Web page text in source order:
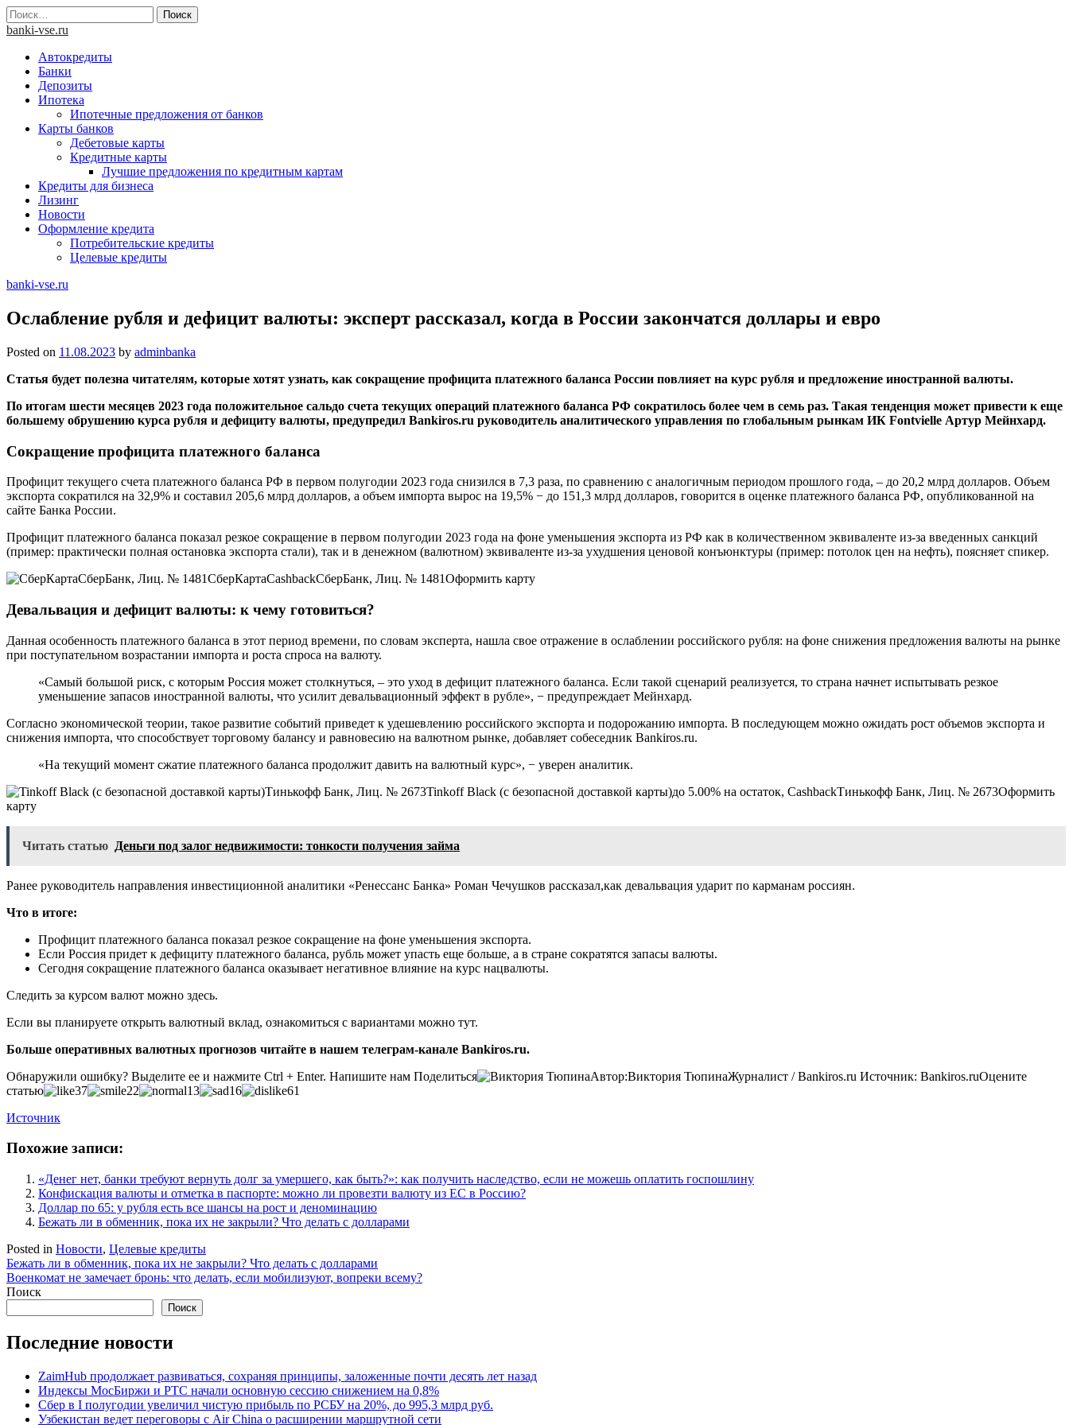
Skip
to
Найти:
banki-vse.ru
Автокредиты
Банки
Депозиты
Ипотека
Ипотечные предложения от банков
Карты банков
Дебетовые карты
Кредитные карты
Лучшие предложения по кредитным картам
Кредиты для бизнеса
Лизинг
Новости
Оформление кредита
Потребительские кредиты
Целевые кредиты
banki-vse.ru
Ослабление рубля и дефицит валюты: эксперт рассказал, когда в России закончатся доллары и евро
Posted on 11.08.2023 by adminbanka
Статья будет полезна читателям, которые хотят узнать, как сокращение профицита платежного баланса России повлияет на курс рубля и предложение иностранной валюты.
По итогам шести месяцев 2023 года положительное сальдо счета текущих операций платежного баланса РФ сократилось более чем в семь раз. Такая тенденция может привести к еще
большему обрушению курса рубля и дефициту валюты, предупредил Bankiros.ru руководитель аналитического управления по глобальным рынкам ИК Fontvielle Артур Мейнхард.
Сокращение профицита платежного баланса
Профицит текущего счета платежного баланса РФ в первом полугодии 2023 года снизился в 7,3 раза, по сравнению с аналогичным периодом прошлого года, – до 20,2 млрд долларов. Объем
экспорта сократился на 32,9% и составил 205,6 млрд долларов, а объем импорта вырос на 19,5% − до 151,3 млрд долларов, говорится в оценке платежного баланса РФ, опубликованной на
сайте Банка России.
Профицит платежного баланса показал резкое сокращение в первом полугодии 2023 года на фоне уменьшения экспорта из РФ как в количественном эквиваленте из-за введенных санкций
(пример: практически полная остановка экспорта стали), так и в денежном (валютном) эквиваленте из-за ухудшения ценовой конъюнктуры (пример: потолок цен на нефть), поясняет спикер.
СберБанк, Лиц. № 1481СберКартаCashbackСберБанк, Лиц. № 1481Оформить карту
Девальвация и дефицит валюты: к чему готовиться?
Данная особенность платежного баланса в этот период времени, по словам эксперта, нашла свое отражение в ослаблении российского рубля: на фоне снижения предложения валюты на рынке
при поступательном возрастании импорта и роста спроса на валюту.
«Самый большой риск, с которым Россия может столкнуться, – это уход в дефицит платежного баланса. Если такой сценарий реализуется, то страна начнет испытывать резкое
уменьшение запасов иностранной валюты, что усилит девальвационный эффект в рубле», − предупреждает Мейнхард.
Согласно экономической теории, такое развитие событий приведет к удешевлению российского экспорта и подорожанию импорта. В последующем можно ожидать рост объемов экспорта и
снижения импорта, что способствует торговому балансу и равновесию на валютном рынке, добавляет собеседник Bankiros.ru.
«На текущий момент сжатие платежного баланса продолжит давить на валютный курс», − уверен аналитик.
Тинькофф Банк, Лиц. № 2673Tinkoff Black (с безопасной доставкой карты)до 5.00% на остаток, CashbackТинькофф Банк, Лиц. № 2673Оформить
карту
Читать статью Деньги под залог недвижимости: тонкости получения займа
Ранее руководитель направления инвестиционной аналитики «Ренессанс Банка» Роман Чечушков рассказал,как девальвация ударит по карманам россиян.
Что в итоге:
Профицит платежного баланса показал резкое сокращение на фоне уменьшения экспорта.
Если Россия придет к дефициту платежного баланса, рубль может упасть еще больше, а в стране сократятся запасы валюты.
Сегодня сокращение платежного баланса оказывает негативное влияние на курс нацвалюты.
Следить за курсом валют можно здесь.
Если вы планируете открыть валютный вклад, ознакомиться с вариантами можно тут.
Больше оперативных валютных прогнозов читайте в нашем телеграм-канале Bankiros.ru.
Обнаружили ошибку? Выделите ее и нажмите Ctrl + Enter. Напишите нам Поделиться Автор:Виктория ТюпинаЖурналист / Bankiros.ru Источник: Bankiros.ruОцените
статью
37 22 13 16
61
Источник
Похожие записи:
«Денег нет, банки требуют вернуть долг за умершего, как быть?»: как получить наследство, если не можешь оплатить госпошлину
Конфискация валюты и отметка в паспорте: можно ли провезти валюту из ЕС в Россию?
Доллар по 65: у рубля есть все шансы на рост и деноминацию
Бежать ли в обменник, пока их не закрыли? Что делать с долларами
Posted in Новости, Целевые кредиты
Навигация
по
Бежать ли в обменник, пока их не закрыли? Что делать с долларами
Военкомат не замечает бронь: что делать, если мобилизуют, вопреки всему?
Поиск
Поиск
Последние новости
ZaimHub продолжает развиваться, сохраняя принципы, заложенные почти десять лет назад
Индексы МосБиржи и РТС начали основную сессию снижением на 0,8%
Сбер в I полугодии увеличил чистую прибыль по РСБУ на 20%, до 995,3 млрд руб.
Узбекистан ведет переговоры с Air China о расширении маршрутной сети